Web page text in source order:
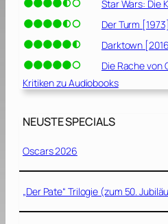
Star Wars: Die
Der Turm [1973]
Darktown
Die Rache von
Kritiken zu Audiobooks
NEUSTE SPECIALS
Oscars 2026
„Der Pate“ Trilogie (zum 50.